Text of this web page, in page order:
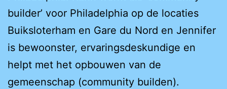
builder’ voor Philadelphia op de locaties
Buiksloterham en Gare du Nord en Jennifer
is bewoonster, ervaringsdeskundige en
helpt met het opbouwen van de
gemeenschap (community builden).